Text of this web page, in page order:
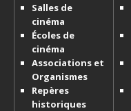
Salles de
cinéma
Écoles de
cinéma
Associations et
Organismes
Repères
historiques